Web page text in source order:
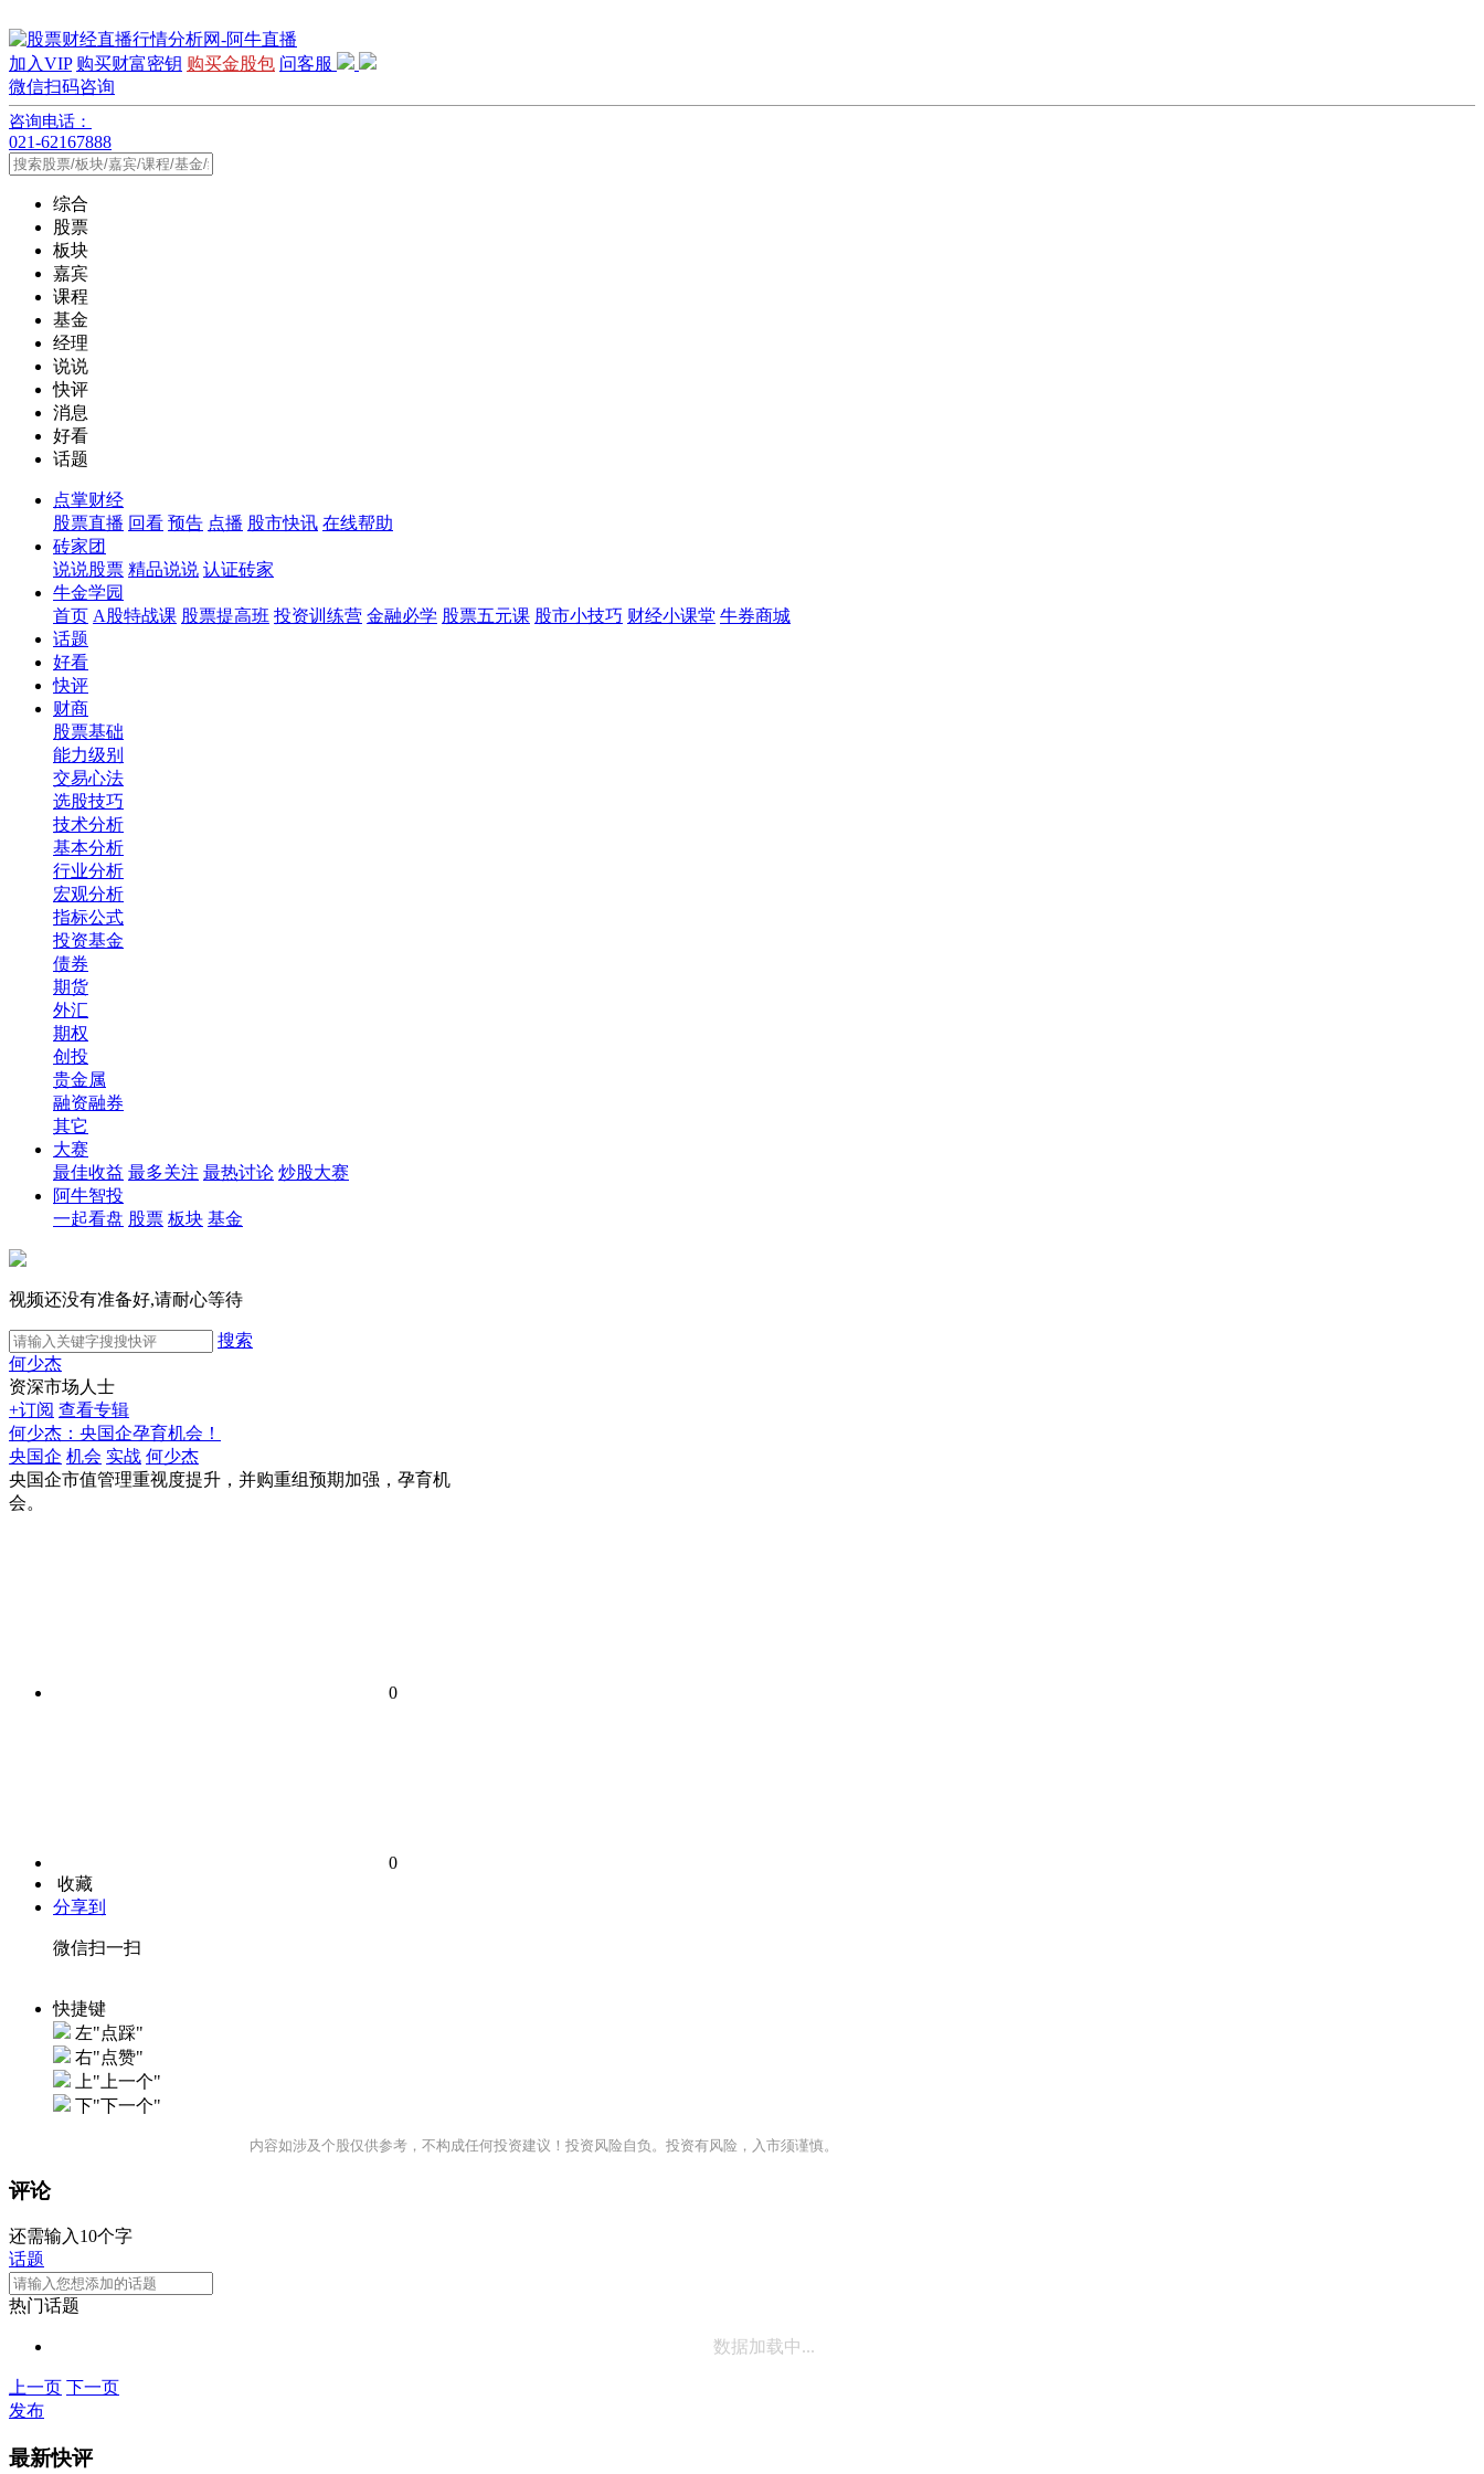
加入VIP 购买财富密钥 购买金股包 问客服
微信扫码咨询
咨询电话：
021-62167888
综合
股票
板块
嘉宾
课程
基金
经理
说说
快评
消息
好看
话题
点掌财经
股票直播 回看 预告 点播 股市快讯 在线帮助
砖家团
说说股票 精品说说 认证砖家
牛金学园
首页 A股特战课 股票提高班 投资训练营 金融必学 股票五元课 股市小技巧 财经小课堂 牛券商城
话题
好看
快评
财商
股票基础
能力级别
交易心法
选股技巧
技术分析
基本分析
行业分析
宏观分析
指标公式
投资基金
债券
期货
外汇
期权
创投
贵金属
融资融券
其它
大赛
最佳收益 最多关注 最热讨论 炒股大赛
阿牛智投
一起看盘 股票 板块 基金
视频还没有准备好,请耐心等待
搜索
何少杰
资深市场人士
+订阅 查看专辑
何少杰：央国企孕育机会！
央国企 机会 实战 何少杰
央国企市值管理重视度提升，并购重组预期加强，孕育机
会。
0
0
收藏
分享到
微信扫一扫
快捷键
左"点踩"
右"点赞"
上"上一个"
下"下一个"
内容如涉及个股仅供参考，不构成任何投资建议！投资风险自负。投资有风险，入市须谨慎。
评论
还需输入10个字
话题
热门话题
数据加载中...
上一页 下一页
发布
最新快评